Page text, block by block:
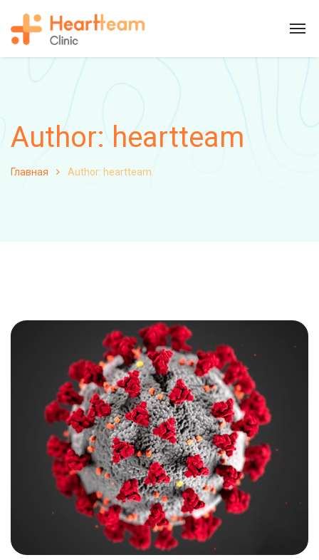
Author: heartteam
Главная Author: heartteam